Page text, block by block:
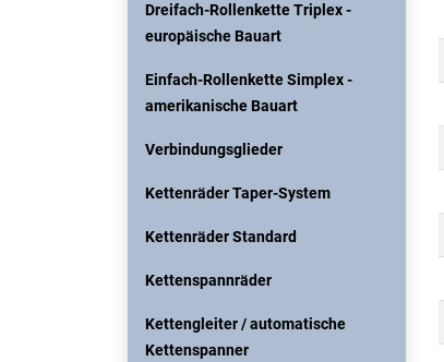
Dreifach-Rollenkette Triplex -
europäische Bauart
Einfach-Rollenkette Simplex -
amerikanische Bauart
Verbindungsglieder
Kettenräder Taper-System
Kettenräder Standard
Kettenspannräder
Kettengleiter / automatische
Kettenspanner